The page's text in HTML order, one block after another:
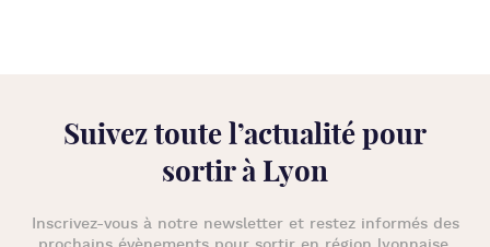
Suivez toute l’actualité pour
sortir à Lyon
Inscrivez-vous à notre newsletter et restez informés des